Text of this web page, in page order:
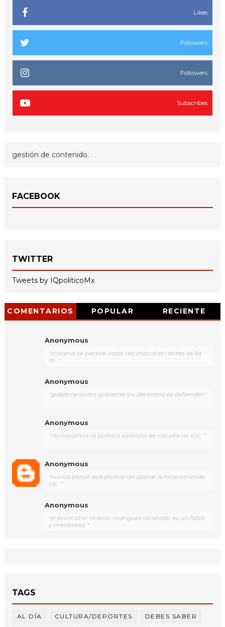
Likes
Followers
Followers
Subscribes
gestión de contenido.
FACEBOOK
TWITTER
Tweets by IQpoliticoMx
COMENTARIOS POPULAR RECIENTE
Anonymous
"morena se parece cada vez más al pri antes se lla
m..."
Anonymous
"gobierne quien gobierne los derechos se defienden"
Anonymous
"rechazamos la política salinista de claudia no los..."
Anonymous
"nunca pensé que podría recuperar a mi prometido
ha..."
Anonymous
"el promotor ricardo rodríguez alvarado es un falso
y mentiroso "
TAGS
AL DÍA CULTURA/DEPORTES DEBES SABER